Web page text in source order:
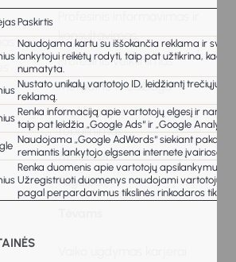
Paskirtis
Naudojama kartu su iššokančia reklama ir
lankytojui reikėtų rodyti, taip pat užtikrina, kad
numatyta.
Nustato unikalų vartotojo ID, leidžiantį trečiųjų
reklamą.
Renka informaciją apie vartotojų elgesį ir
taip pat leidžia „Google Ads“ ir „Google
Naudojama „Google AdWords“ siekiant
remiantis lankytojo elgsena internete įvairiose
Renka duomenis apie vartotojų apsilankymus
Užregistruoti duomenys naudojami vartotojų
pagal perpardavimus tikslinės rinkodaros
konsultavimas
Profesinis veiklinimas
Metodinė medžiaga
Kvalifikacijos
tobulinimas
Stebėsena
Pagalba